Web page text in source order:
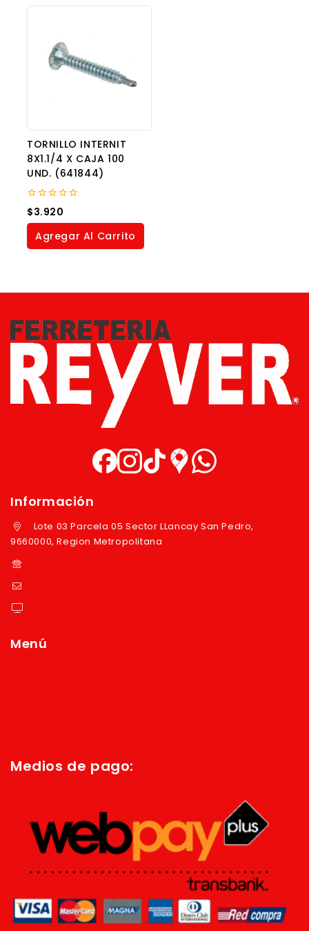
TORNILLO INTERNIT
8X1.1/4 X CAJA 100
UND. (641844)
0
out
of
$3.920
Agregar Al Carrito
Información
Lote 03 Parcela 05 Sector LLancay San Pedro,
9660000, Region Metropolitana
Menú
Medios de pago: